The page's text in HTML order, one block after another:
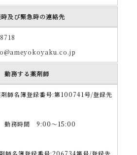
及び緊急時の連絡先
勤務する薬剤師
師名簿登録番号:第100741号/登録先
勤務時間 9:00～15:00